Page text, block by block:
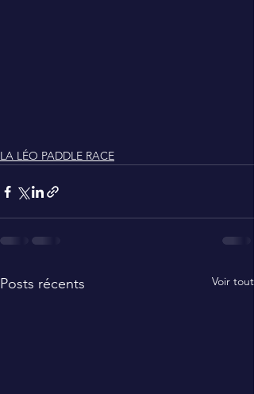
LA LÉO PADDLE RACE
Posts récents Voir tout